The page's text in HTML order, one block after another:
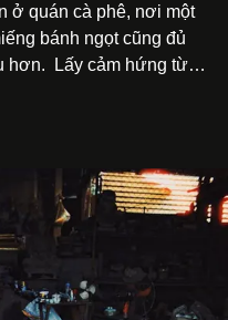
ở quán cà phê, nơi một
bánh ngọt cũng đủ
hơn.
Lấy cảm hứng từ
trắng ngà cùng những
mẫu nail được yêu thích